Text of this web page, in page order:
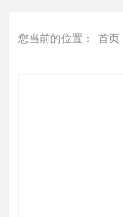
您当前的位置： 首页